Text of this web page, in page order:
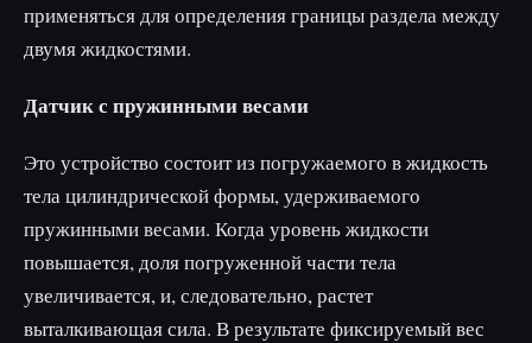
применяться для определения границы раздела между
двумя жидкостями.
Датчик с пружинными весами
Это устройство состоит из погружаемого в жидкость
тела цилиндрической формы, удерживаемого
пружинными весами. Когда уровень жидкости
повышается, доля погруженной части тела
увеличивается, и, следовательно, растет
выталкивающая сила. В результате фиксируемый вес